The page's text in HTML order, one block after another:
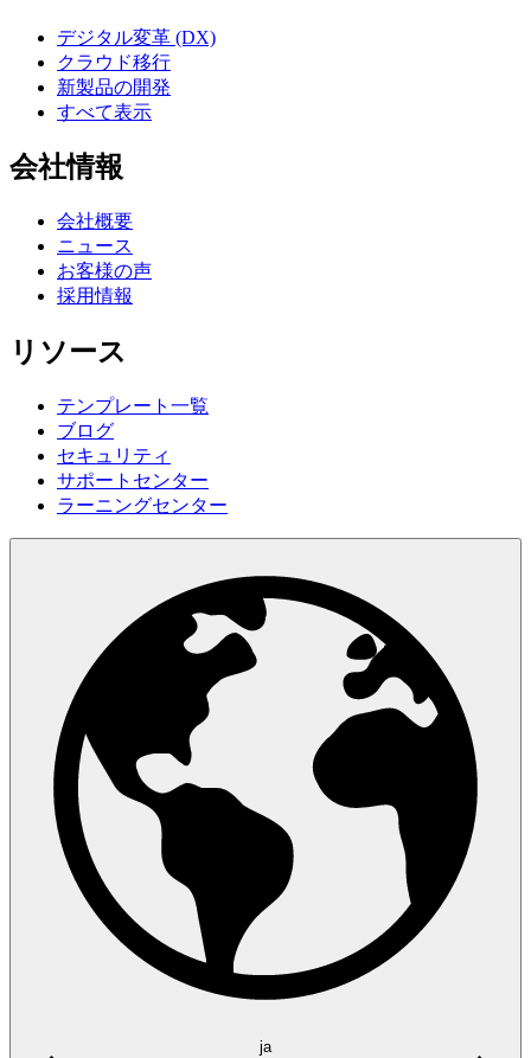
デジタル変革 (DX)
クラウド移行
新製品の開発
すべて表示
会社情報
会社概要
ニュース
お客様の声
採用情報
リソース
テンプレート一覧
ブログ
セキュリティ
サポートセンター
ラーニングセンター
ja